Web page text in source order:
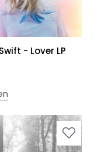
- Lover LP